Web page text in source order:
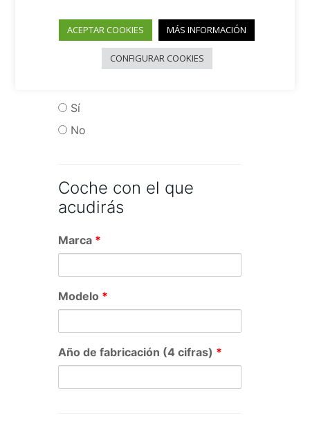
¿Eres socio de Clásicos San
Sí
No
Coche con el que
acudirás
Marca *
Modelo *
Año de fabricación (4 cifras) *
ACEPTAR COOKIES MÁS INFORMACIÓN
CONFIGURAR COOKIES